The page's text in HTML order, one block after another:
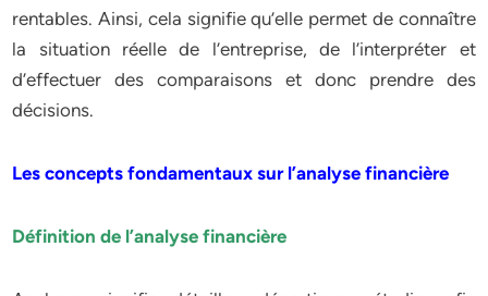
rentables. Ainsi, cela signifie qu’elle permet de connaître
la situation réelle de l’entreprise, de l’interpréter et
d’effectuer des comparaisons et donc prendre des
décisions.
Les concepts fondamentaux sur l’analyse financière
Définition de l’analyse financière